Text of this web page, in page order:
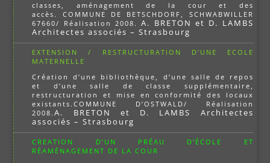
classes, aménagement de la cour et des
accès. COMMUNE DE BETSCHDORF, SCHWABWILLER
67660/ Réalisation 2008.A. BRETON et D. LAMBS
Architectes associés – Strasbourg
EXTENSION / RESTRUCTURATION D’UNE ECOLE
MATERNELLE
Création d’une bibliothèque, d’une salle de repos
et d’une salle de classe supplémentaire,
restructuration et mise en conformité des locaux
existants.COMMUNE D’OSTWALD/ Réalisation
2008.A. BRETON et D. LAMBS Architectes
associés – Strasbourg
CREATION D’UN PRÉAU D’ÉCOLE ET
RÉAMÉNAGEMENT DE LA COUR